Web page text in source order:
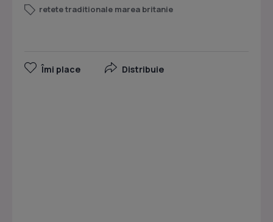
retete traditionale marea britanie
Îmi place Distribuie